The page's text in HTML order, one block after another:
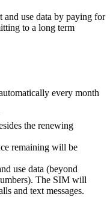
and use data by paying for
to a long term
every month
the renewing
remaining will be
use data (beyond
The SIM will
and text messages.